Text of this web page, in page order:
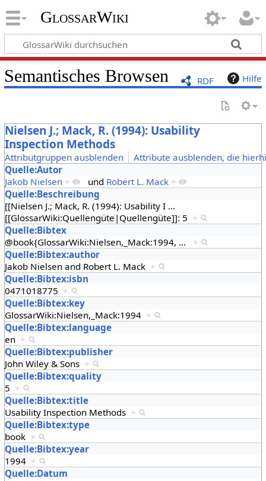
GlossarWiki
RDF Hilfe
Semantisches Browsen
Nielsen J.; Mack, R. (1994): Usability
Inspection Methods
Attributgruppen ausblenden
Attribute ausblenden, die
Quelle:Autor
Jakob Nielsen + und Robert L. Mack +
Quelle:Beschreibung
[[Nielsen J.; Mack, R. (1994): Usability I…
[[GlossarWiki:Quellengüte|Quellengüte]]: 5 +
Quelle:Bibtex
@book{GlossarWiki:Nielsen,_Mack:1994, …
+
Quelle:Bibtex:author
Jakob Nielsen and Robert L. Mack +
Quelle:Bibtex:isbn
0471018775 +
Quelle:Bibtex:key
GlossarWiki:Nielsen,_Mack:1994 +
Quelle:Bibtex:language
en +
Quelle:Bibtex:publisher
John Wiley & Sons +
Quelle:Bibtex:quality
5 +
Quelle:Bibtex:title
Usability Inspection Methods +
Quelle:Bibtex:type
book +
Quelle:Bibtex:year
1994 +
Quelle:Datum